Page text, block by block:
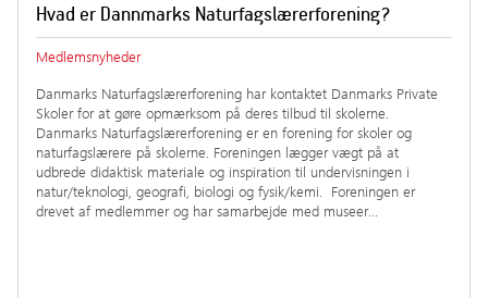
Hvad er Dannmarks Naturfagslærerforening?
Medlemsnyheder
Danmarks Naturfagslærerforening har kontaktet Danmarks Private
Skoler for at gøre opmærksom på deres tilbud til skolerne.
Danmarks Naturfagslærerforening er en forening for skoler og
naturfagslærere på skolerne. Foreningen lægger vægt på at
udbrede didaktisk materiale og inspiration til undervisningen i
natur/teknologi, geografi, biologi og fysik/kemi. Foreningen er
drevet af medlemmer og har samarbejde med museer…